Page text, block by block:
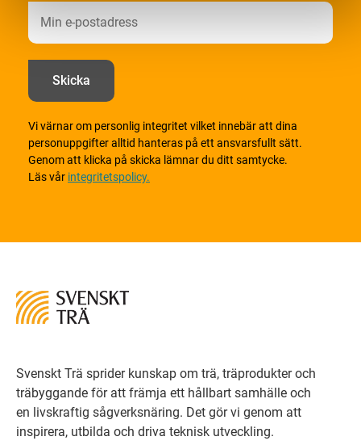
Vi värnar om personlig integritet vilket innebär att dina
personuppgifter alltid hanteras på ett ansvarsfullt sätt.
Genom att klicka på skicka lämnar du ditt samtycke.
Läs vår integritetspolicy.
Svenskt Trä sprider kunskap om trä, träprodukter och
träbyggande för att främja ett hållbart samhälle och
en livskraftig sågverksnäring. Det gör vi genom att
inspirera, utbilda och driva teknisk utveckling.